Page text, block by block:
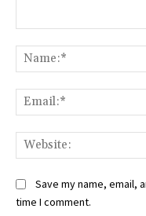
Save my name, email,
time I comment.